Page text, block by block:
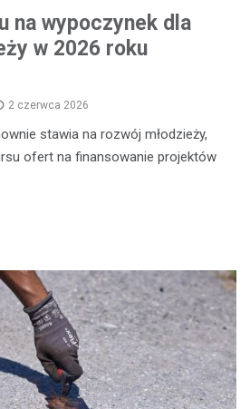
na wypoczynek dla
w 2026 roku
2 czerwca 2026
stawia na rozwój młodzieży,
ofert na finansowanie projektów